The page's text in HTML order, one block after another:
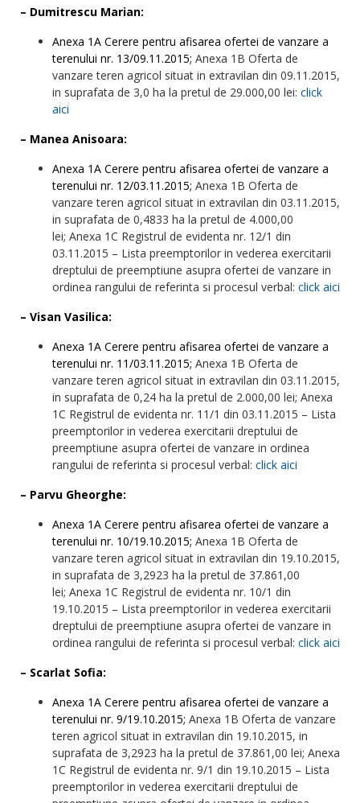
– Dumitrescu Marian:
Anexa 1A Cerere pentru afisarea ofertei de vanzare a
terenului nr. 13/09.11.2015; Anexa 1B Oferta de
vanzare teren agricol situat in extravilan din 09.11.2015,
in suprafata de 3,0 ha la pretul de 29.000,00 lei: click
aici
– Manea Anisoara:
Anexa 1A Cerere pentru afisarea ofertei de vanzare a
terenului nr. 12/03.11.2015; Anexa 1B Oferta de
vanzare teren agricol situat in extravilan din 03.11.2015,
in suprafata de 0,4833 ha la pretul de 4.000,00
lei; Anexa 1C Registrul de evidenta nr. 12/1 din
03.11.2015 – Lista preemptorilor in vederea exercitarii
dreptului de preemptiune asupra ofertei de vanzare in
ordinea rangului de referinta si procesul verbal: click aici
– Visan Vasilica:
Anexa 1A Cerere pentru afisarea ofertei de vanzare a
terenului nr. 11/03.11.2015; Anexa 1B Oferta de
vanzare teren agricol situat in extravilan din 03.11.2015,
in suprafata de 0,24 ha la pretul de 2.000,00 lei; Anexa
1C Registrul de evidenta nr. 11/1 din 03.11.2015 – Lista
preemptorilor in vederea exercitarii dreptului de
preemptiune asupra ofertei de vanzare in ordinea
rangului de referinta si procesul verbal: click aici
– Parvu Gheorghe:
Anexa 1A Cerere pentru afisarea ofertei de vanzare a
terenului nr. 10/19.10.2015; Anexa 1B Oferta de
vanzare teren agricol situat in extravilan din 19.10.2015,
in suprafata de 3,2923 ha la pretul de 37.861,00
lei; Anexa 1C Registrul de evidenta nr. 10/1 din
19.10.2015 – Lista preemptorilor in vederea exercitarii
dreptului de preemptiune asupra ofertei de vanzare in
ordinea rangului de referinta si procesul verbal: click aici
– Scarlat Sofia:
Anexa 1A Cerere pentru afisarea ofertei de vanzare a
terenului nr. 9/19.10.2015; Anexa 1B Oferta de vanzare
teren agricol situat in extravilan din 19.10.2015, in
suprafata de 3,2923 ha la pretul de 37.861,00 lei; Anexa
1C Registrul de evidenta nr. 9/1 din 19.10.2015 – Lista
preemptorilor in vederea exercitarii dreptului de